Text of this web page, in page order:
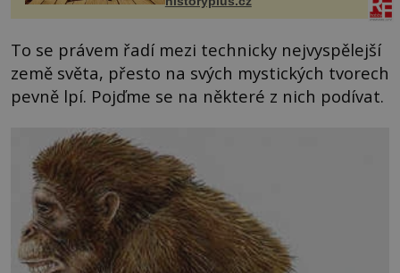
To se právem řadí mezi technicky nejvyspělejší
země světa, přesto na svých mystických tvorech
pevně lpí. Pojďme se na některé z nich podívat.